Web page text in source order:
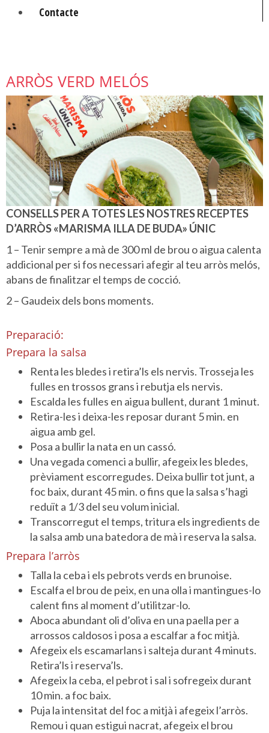
Contacte
ARRÒS VERD MELÓS
CONSELLS PER A TOTES LES NOSTRES RECEPTES
D’ARRÒS «MARISMA ILLA DE BUDA» ÚNIC
1 – Tenir sempre a mà de 300 ml de brou o aigua calenta
addicional per si fos necessari afegir al teu arròs melós,
abans de finalitzar el temps de cocció.
2 – Gaudeix dels bons moments.
Preparació:
Prepara la salsa
Renta les bledes i retira’ls els nervis. Trosseja les
fulles en trossos grans i rebutja els nervis.
Escalda les fulles en aigua bullent, durant 1 minut.
Retira-les i deixa-les reposar durant 5 min. en
aigua amb gel.
Posa a bullir la nata en un cassó.
Una vegada comenci a bullir, afegeix les bledes,
prèviament escorregudes. Deixa bullir tot junt, a
foc baix, durant 45 min. o fins que la salsa s’hagi
reduït a 1/3 del seu volum inicial.
Transcorregut el temps, tritura els ingredients de
la salsa amb una batedora de mà i reserva la salsa.
Prepara l’arròs
Talla la ceba i els pebrots verds en brunoise.
Escalfa el brou de peix, en una olla i mantingues-lo
calent fins al moment d’utilitzar-lo.
Aboca abundant oli d’oliva en una paella per a
arrossos caldosos i posa a escalfar a foc mitjà.
Afegeix els escamarlans i salteja durant 4 minuts.
Retira’ls i reserva’ls.
Afegeix la ceba, el pebrot i sal i sofregeix durant
10 min. a foc baix.
Puja la intensitat del foc a mitjà i afegeix l’arròs.
Remou i quan estigui nacrat, afegeix el brou